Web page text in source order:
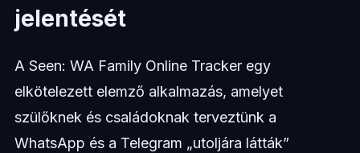
jelentését
A Seen: WA Family Online Tracker egy
elkötelezett elemző alkalmazás, amelyet
szülőknek és családoknak terveztünk a
WhatsApp és a Telegram „utoljára látták”